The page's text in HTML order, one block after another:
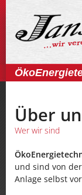
Über
Wer wir sind
und sind von
Anlage selbst